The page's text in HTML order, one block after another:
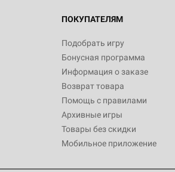
ПОКУПАТЕЛЯМ
Подобрать игру
Бонусная программа
Информация о заказе
Возврат товара
Помощь с правилами
Архивные игры
Товары без скидки
Мобильное приложение